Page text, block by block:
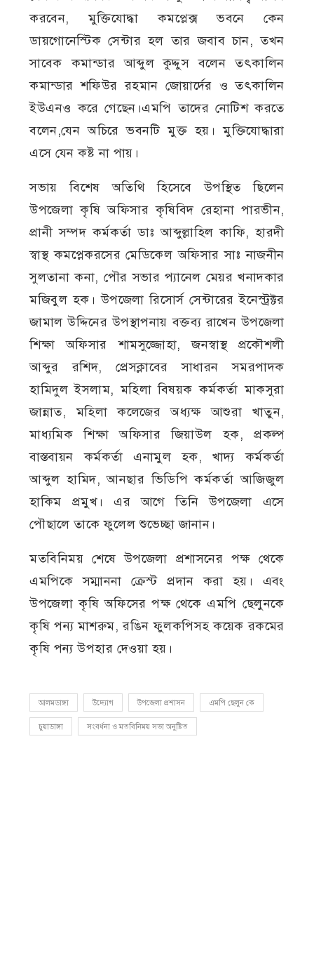
করবেন, মুক্তিযোদ্ধা কমপ্লেক্স ভবনে কেন
ডায়গোনেস্টিক সেন্টার হল তার জবাব চান, তখন
সাবেক কমান্ডার আব্দুল কুদ্দুস বলেন তৎকালিন
কমান্ডার শফিউর রহমান জোয়ার্দের ও তৎকালিন
ইউএনও করে গেছেন।এমপি তাদের নোটিশ করতে
বলেন,যেন অচিরে ভবনটি মুক্ত হয়। মুক্তিযোদ্ধারা
এসে যেন কষ্ট না পায়।
সভায় বিশেষ অতিথি হিসেবে উপস্থিত ছিলেন
উপজেলা কৃষি অফিসার কৃষিবিদ রেহানা পারভীন,
প্রানী সম্পদ কর্মকর্তা ডাঃ আব্দুল্লাহিল কাফি, হারদী
স্বাস্থ কমপ্লেকরসের মেডিকেল অফিসার সাঃ নাজনীন
সুলতানা কনা, পৌর সভার প্যানেল মেয়র খনাদকার
মজিবুল হক। উপজেলা রিসোর্স সেন্টারের ইনেস্ট্রক্টর
জামাল উদ্দিনের উপস্থাপনায় বক্তব্য রাখেন উপজেলা
শিক্ষা অফিসার শামসুজ্জোহা, জনস্বাস্থ প্রকৌশলী
আব্দুর রশিদ, প্রেসক্লাবের সাধারন সমরপাদক
হামিদুল ইসলাম, মহিলা বিষয়ক কর্মকর্তা মাকসুরা
জান্নাত, মহিলা কলেজের অধ্যক্ষ আশুরা খাতুন,
মাধ্যমিক শিক্ষা অফিসার জিয়াউল হক, প্রকল্প
বাস্তবায়ন কর্মকর্তা এনামুল হক, খাদ্য কর্মকর্তা
আব্দুল হামিদ, আনছার ভিডিপি কর্মকর্তা আজিজুল
হাকিম প্রমুখ। এর আগে তিনি উপজেলা এসে
পৌছালে তাকে ফুলেল শুভেচ্ছা জানান।
মতবিনিময় শেষে উপজেলা প্রশাসনের পক্ষ থেকে
এমপিকে সম্মাননা ক্রেস্ট প্রদান করা হয়। এবং
উপজেলা কৃষি অফিসের পক্ষ থেকে এমপি ছেলুনকে
কৃষি পন্য মাশরুম, রঙিন ফুলকপিসহ কয়েক রকমের
কৃষি পন্য উপহার দেওয়া হয়।
আলমডাঙ্গা উদ্যোগ উপজেলা প্রশাসন এমপি ছেলুন কে
চুয়াডাঙ্গা সংবর্ধনা ও মতবিনিময় সভা অনুষ্টিত